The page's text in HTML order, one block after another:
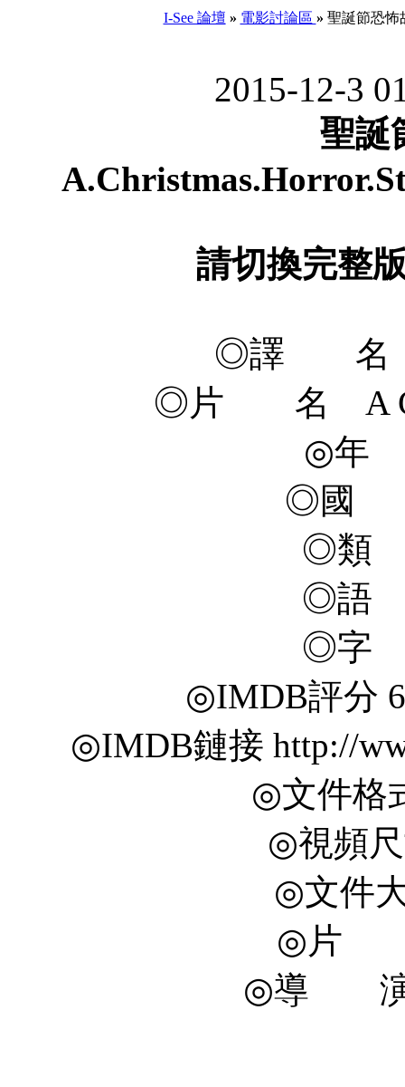
I-See 論壇 » 電影討論區 » 聖誕節恐怖
2015-12-3
聖誕
請切換完整
◎譯 名
◎片 名 A
◎年
◎國
◎類
◎語
◎字
◎IMDB評分
◎IMDB鏈接 http://
◎文件格
◎視頻
◎文件
◎片
◎導 演